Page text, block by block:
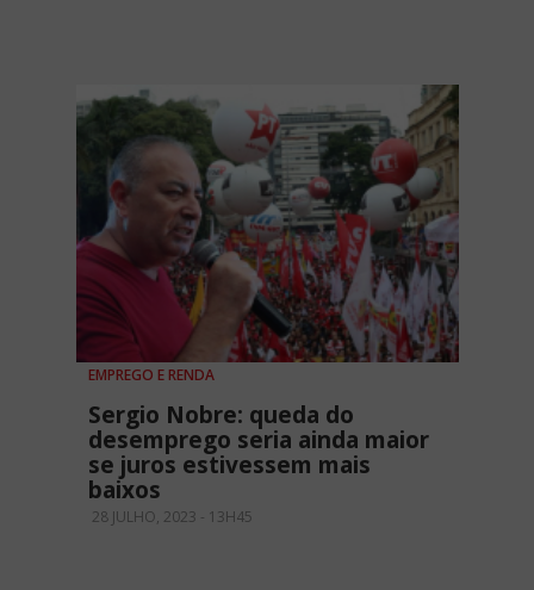
EMPREGO E RENDA
Sergio Nobre: queda do
desemprego seria ainda maior
se juros estivessem mais
baixos
28 JULHO, 2023 - 13H45